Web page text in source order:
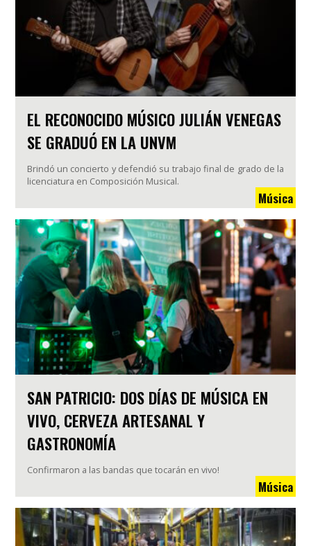
EL RECONOCIDO MÚSICO JULIÁN VENEGAS
SE GRADUÓ EN LA UNVM
Brindó un concierto y defendió su trabajo final de grado de la
licenciatura en Composición Musical.
Música
SAN PATRICIO: DOS DÍAS DE MÚSICA EN
VIVO, CERVEZA ARTESANAL Y
GASTRONOMÍA
Confirmaron a las bandas que tocarán en vivo!
Música